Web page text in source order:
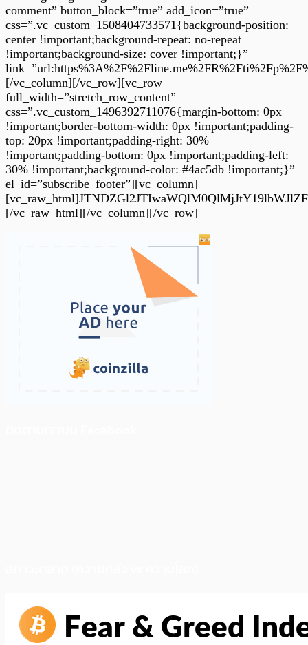
comment” button_block=”true” add_icon=”true”
css=”.vc_custom_1508404733571{background-position:
center !important;background-repeat: no-repeat
!important;background-size: cover !important;}”
[/vc_column][/vc_row][vc_row
full_width=”stretch_row_content”
css=”.vc_custom_1496392711076{margin-bottom: 0px
!important;border-bottom-width: 0px !important;padding-
top: 20px !important;padding-right: 30%
!important;padding-bottom: 0px !important;padding-left:
30% !important;background-color: #4ac5db !important;}”
el_id=”subscribe_footer”][vc_column]
[/vc_raw_html][/vc_column][/vc_row]